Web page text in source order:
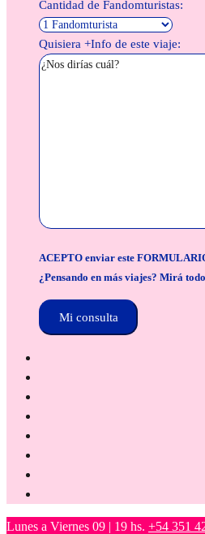
Cantidad de Fandomturistas:
Quisiera +Info de este viaje:
ACEPTO enviar este
¿Pensando en más viajes? Mirá
Lunes a Viernes 09 | 19 hs. +54 351